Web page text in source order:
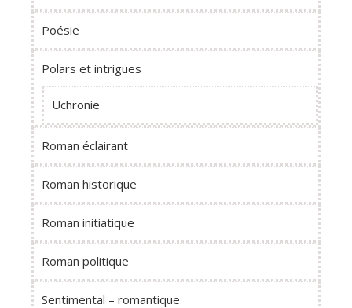
Poésie
Polars et intrigues
Uchronie
Roman éclairant
Roman historique
Roman initiatique
Roman politique
Sentimental – romantique